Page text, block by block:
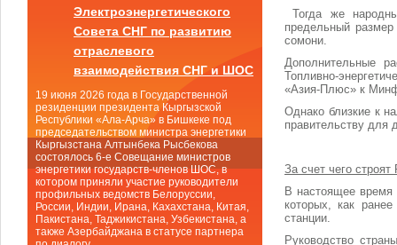
Тогда же
предельный
сомони.
Дополнительные
Топливно-
«Азия-Плюс» к
Однако близкие к
правительству для
За счет чего
В настоящее время
которых, как
станции.
Руководство
Электроэнергетического
Совета СНГ по развитию
отраслевого
взаимодействия СНГ и ШОС
19 июня 2026 года в Государственной
резиденции президента Кыргызской
Республики «Ала-Арча» в Бишкеке под
председательством министра энергетики
Кыргызстана Алтынбека Рысбекова
состоялось 6-е Совещание министров
энергетики государств-членов ШОС, в
котором приняли участие руководители
профильных ведомств Белоруссии,
России, Индии, Ирана, Кахахстана, Китая,
Пакистана, Таджикистана, Узбекистана, а
также Азербайджана в статусе партнера